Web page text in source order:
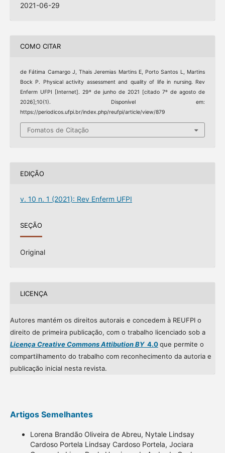
2021-06-29
COMO CITAR
de Fátima Camargo J, Thais Jeremias Martins E, Porto Santos L, Martins
Bock P. Physical activity assessment and quality of life in nursing. Rev
Enferm UFPI [Internet]. 29º de junho de 2021 [citado 7º de agosto de
2026];10(1). Disponível em:
https://periodicos.ufpi.br/index.php/reufpi/article/view/879
Fomatos de Citação
EDIÇÃO
v. 10 n. 1 (2021): Rev Enferm UFPI
SEÇÃO
Original
LICENÇA
Autores mantém os direitos autorais e concedem à REUFPI o
direito de primeira publicação, com o trabalho licenciado sob a
Licença Creative Commons Attibution BY4.0que permite o
compartilhamento do trabalho com reconhecimento da autoria e
publicação inicial nesta revista.
Artigos Semelhantes
Lorena Brandão Oliveira de Abreu, Nytale Lindsay
Cardoso Portela Lindsay Cardoso Portela, Jociara